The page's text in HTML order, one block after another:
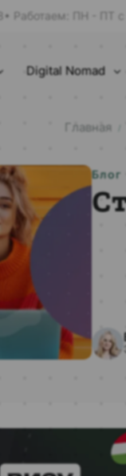
• Работаем: ПН - ПТ с
Digital Nomad
Главная
Блог